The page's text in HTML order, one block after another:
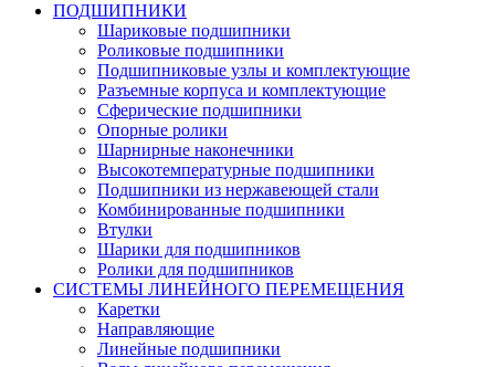
ПОДШИПНИКИ
Шариковые подшипники
Роликовые подшипники
Подшипниковые узлы и комплектующие
Разъемные корпуса и комплектующие
Сферические подшипники
Опорные ролики
Шарнирные наконечники
Высокотемпературные подшипники
Подшипники из нержавеющей стали
Комбинированные подшипники
Втулки
Шарики для подшипников
Ролики для подшипников
СИСТЕМЫ ЛИНЕЙНОГО ПЕРЕМЕЩЕНИЯ
Каретки
Направляющие
Линейные подшипники